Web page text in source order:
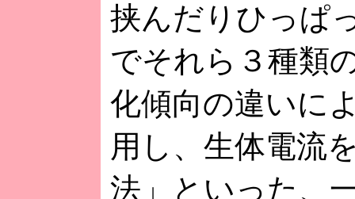
挟んだりひっぱ
でそれら３種類
化傾向の違いに
用し、生体電流
法」といった、